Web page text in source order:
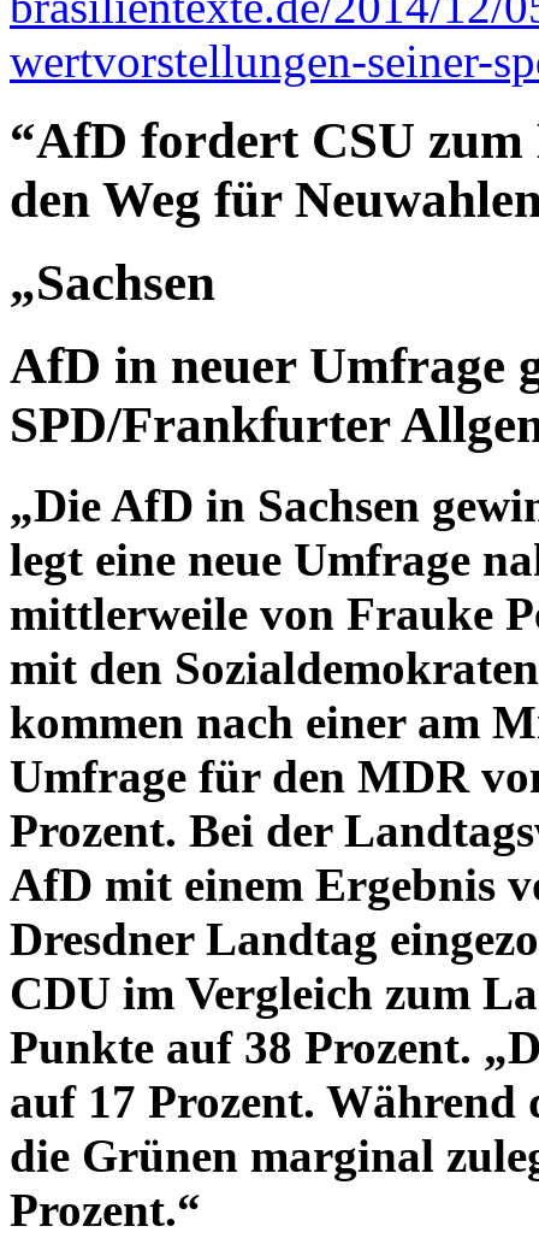
wertvorstellungen-seiner-
“AfD fordert CSU
den Weg für
„Sachsen
AfD in neuer Umfrage
SPD/Frankfurter
„Die AfD in Sachsen
legt eine neue Umfrage
mittlerweile von Frauke
mit den
kommen nach einer am
Umfrage für den MDR
Prozent. Bei der
AfD mit einem Ergebnis
Dresdner Landtag
CDU im Vergleich zum
Punkte auf 38 Prozent.
auf 17 Prozent.
die Grünen marginal
Prozent.“